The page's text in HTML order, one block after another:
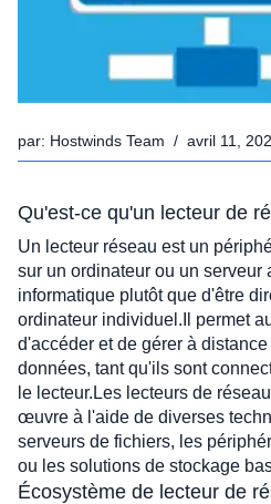
par: Hostwinds Team / avril 11,
Qu'est-ce qu'un lecteur de
Un lecteur réseau est un
sur un ordinateur ou un serveur
informatique plutôt que d'être
ordinateur individuel.Il permet
d'accéder et de gérer à
données, tant qu'ils sont
le lecteur.Les lecteurs de
œuvre à l'aide de diverses
serveurs de fichiers, les
ou les solutions de stockage
Écosystème de lecteur de